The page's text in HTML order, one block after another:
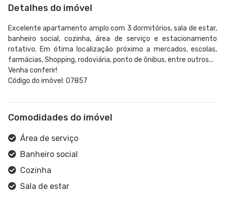
Detalhes do imóvel
Excelente apartamento amplo com 3 dormitórios, sala de estar,
banheiro social, cozinha, área de serviço e estacionamento
rotativo. Em ótima localização próximo a mercados, escolas,
farmácias, Shopping, rodoviária, ponto de ônibus, entre outros...
Venha conferir!
Código do imóvel: 07857
Comodidades do imóvel
Área de serviço
Banheiro social
Cozinha
Sala de estar